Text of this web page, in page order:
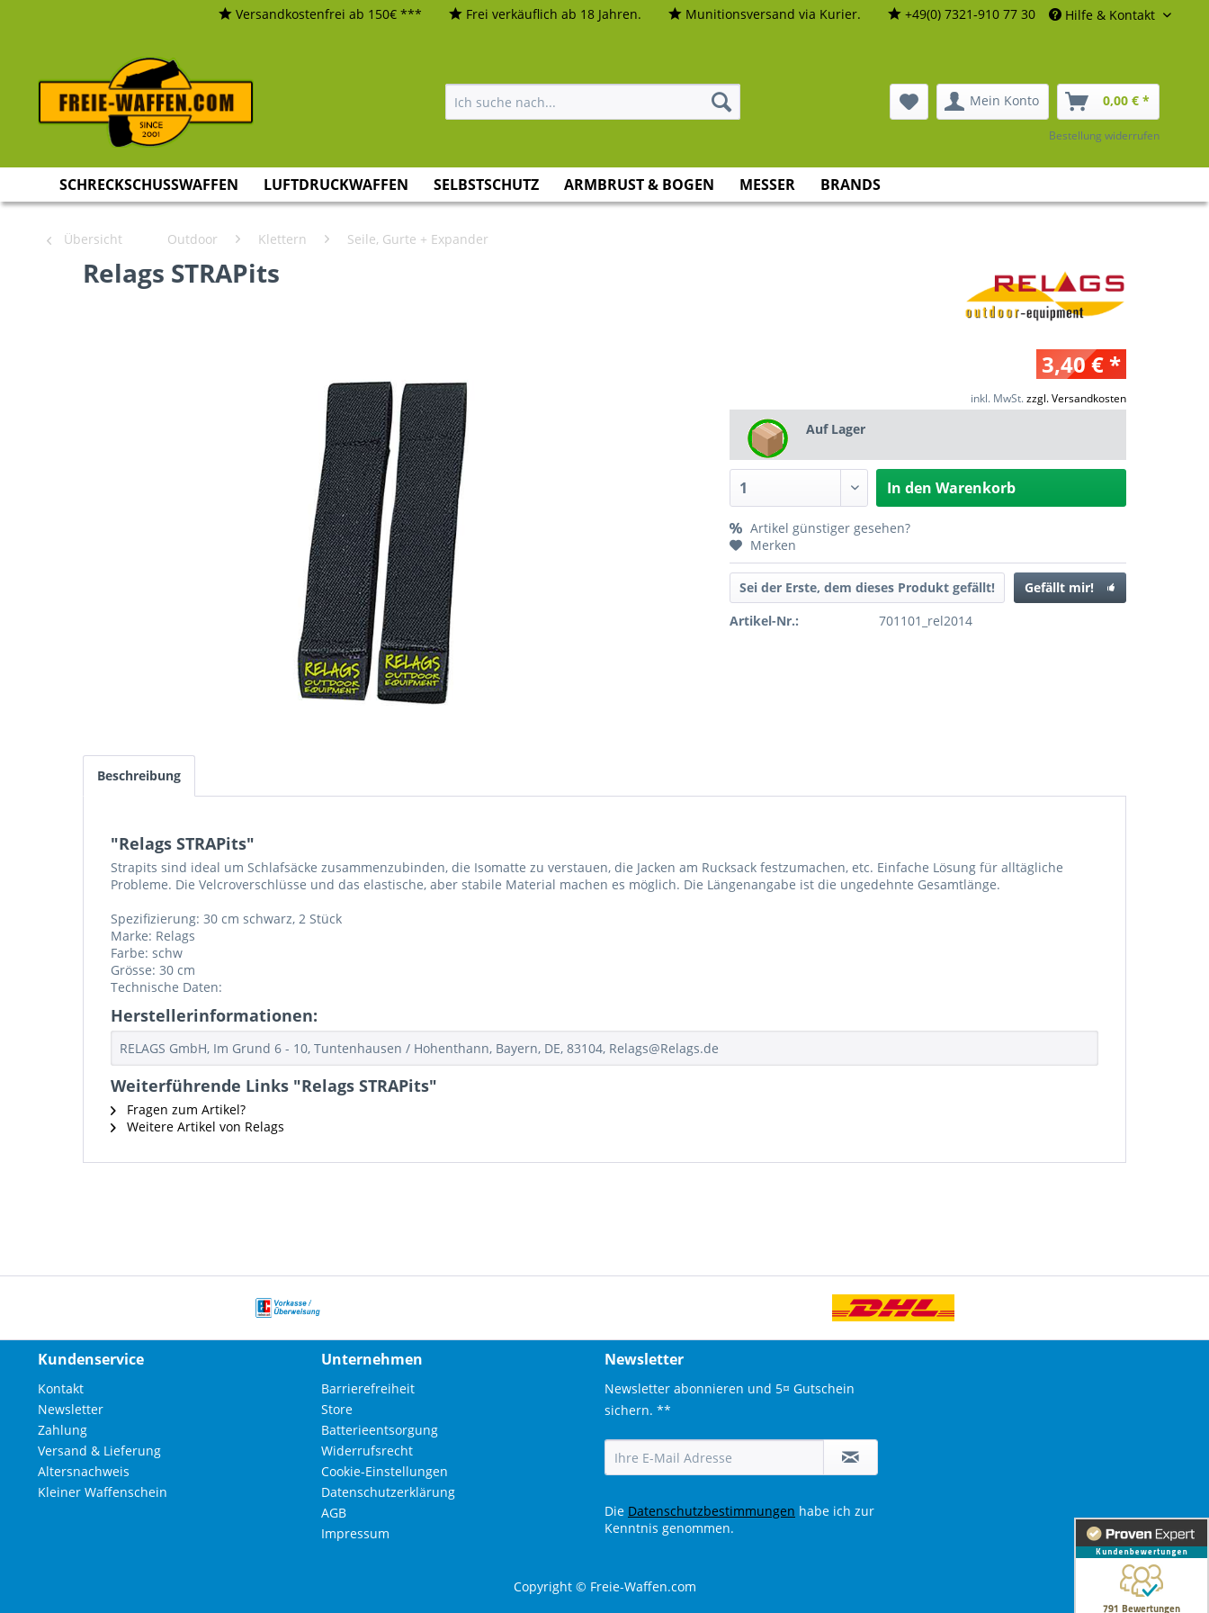
Hilfe & Kontakt
Versandkostenfrei ab 150€ *** Frei verkäuflich ab 18 Jahren. Munitionsversand via Kurier. +49(0) 7321-910 77 30
Mein Konto 0,00 € *
Bestellung widerrufen
SCHRECKSCHUSSWAFFEN LUFTDRUCKWAFFEN SELBSTSCHUTZ ARMBRUST & BOGEN MESSER BRANDS
Übersicht Outdoor Klettern Seile, Gurte + Expander
Relags STRAPits
3,40 € *
inkl. MwSt.zzgl. Versandkosten
Auf Lager
In den Warenkorb
Artikel günstiger gesehen?
Merken
Sei der Erste, dem dieses Produkt gefällt!
Gefällt mir!
Artikel-Nr.:
701101_rel2014
Beschreibung
"Relags STRAPits"
Strapits sind ideal um Schlafsäcke zusammenzubinden, die Isomatte zu verstauen, die Jacken am Rucksack festzumachen, etc. Einfache Lösung für alltägliche
Probleme. Die Velcroverschlüsse und das elastische, aber stabile Material machen es möglich. Die Längenangabe ist die ungedehnte Gesamtlänge.
Spezifizierung: 30 cm schwarz, 2 Stück
Marke: Relags
Farbe: schw
Grösse: 30 cm
Technische Daten:
Herstellerinformationen:
RELAGS GmbH, Im Grund 6 - 10, Tuntenhausen / Hohenthann, Bayern, DE, 83104, Relags@Relags.de
Weiterführende Links "Relags STRAPits"
Fragen zum Artikel?
Weitere Artikel von Relags
Kundenservice
Kontakt
Newsletter
Zahlung
Versand & Lieferung
Altersnachweis
Kleiner Waffenschein
Unternehmen
Barrierefreiheit
Store
Batterieentsorgung
Widerrufsrecht
Cookie-Einstellungen
Datenschutzerklärung
AGB
Impressum
Newsletter
Newsletter abonnieren und 5¤ Gutschein
sichern. **
Die Datenschutzbestimmungen habe ich zur
Kenntnis genommen.
Copyright © Freie-Waffen.com